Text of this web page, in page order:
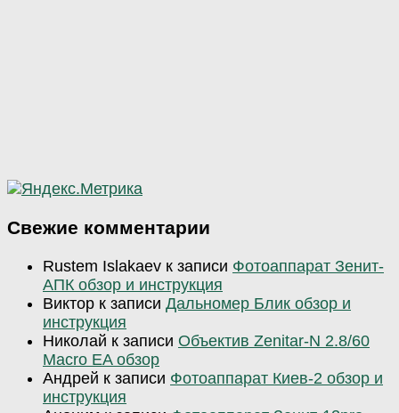
Свежие комментарии
Rustem Islakaev к записи Фотоаппарат Зенит-
АПК обзор и инструкция
Виктор к записи Дальномер Блик обзор и
инструкция
Николай к записи Объектив Zenitar-N 2.8/60
Macro EA обзор
Андрей к записи Фотоаппарат Киев-2 обзор и
инструкция